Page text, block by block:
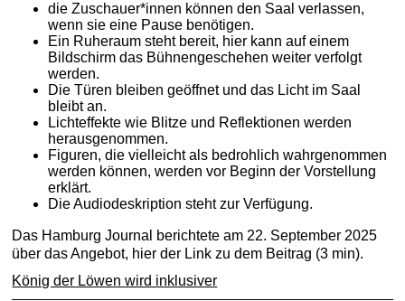
die Zuschauer*innen können den Saal verlassen,
wenn sie eine Pause benötigen.
Ein Ruheraum steht bereit, hier kann auf einem
Bildschirm das Bühnengeschehen weiter verfolgt
werden.
Die Türen bleiben geöffnet und das Licht im Saal
bleibt an.
Lichteffekte wie Blitze und Reflektionen werden
herausgenommen.
Figuren, die vielleicht als bedrohlich wahrgenommen
werden können, werden vor Beginn der Vorstellung
erklärt.
Die Audiodeskription steht zur Verfügung.
Das Hamburg Journal berichtete am 22. September 2025
über das Angebot, hier der Link zu dem Beitrag (3 min).
König der Löwen wird inklusiver